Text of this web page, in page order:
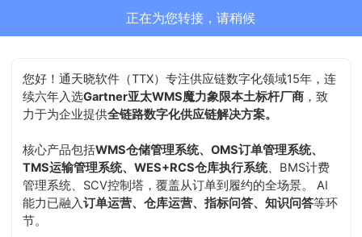
通天晓-售前客服正在为您服务
您好！通天晓软件（TTX）专注供应链数字化领域15年，连
续六年入选Gartner亚太WMS魔力象限本土标杆厂商 ，致
力于为企业提供全链路数字化供应链解决方案。
核心产品包括WMS仓储管理系统、OMS订单管理系统、
TMS运输管理系统、WES+RCS仓库执行系统、BMS计费
管理系统、SCV控制塔，覆盖从订单到履约的全场景。 AI
能力已融入订单运营、仓库运营、指标问答、知识问答等环
节。